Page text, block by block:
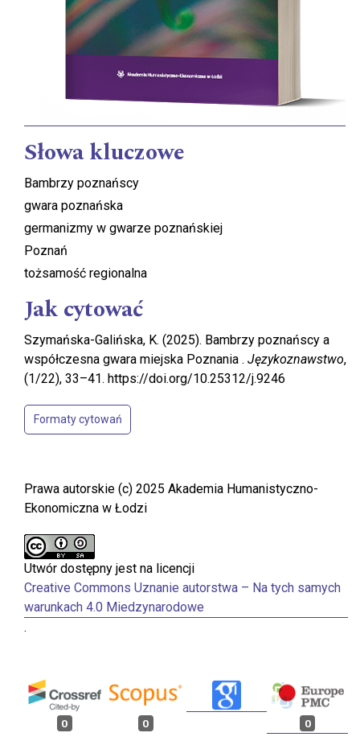
Słowa kluczowe
Bambrzy poznańscy
gwara poznańska
germanizmy w gwarze poznańskiej
Poznań
tożsamość regionalna
Jak cytować
Szymańska-Galińska, K. (2025). Bambrzy poznańscy a
współczesna gwara miejska Poznania . Językoznawstwo,
(1/22), 33–41. https://doi.org/10.25312/j.9246
Formaty cytowań
Prawa autorskie (c) 2025 Akademia Humanistyczno-
Ekonomiczna w Łodzi
Utwór dostępny jest na licencji
Creative Commons Uznanie autorstwa – Na tych samych
warunkach 4.0 Miedzynarodowe
.
0 0 0